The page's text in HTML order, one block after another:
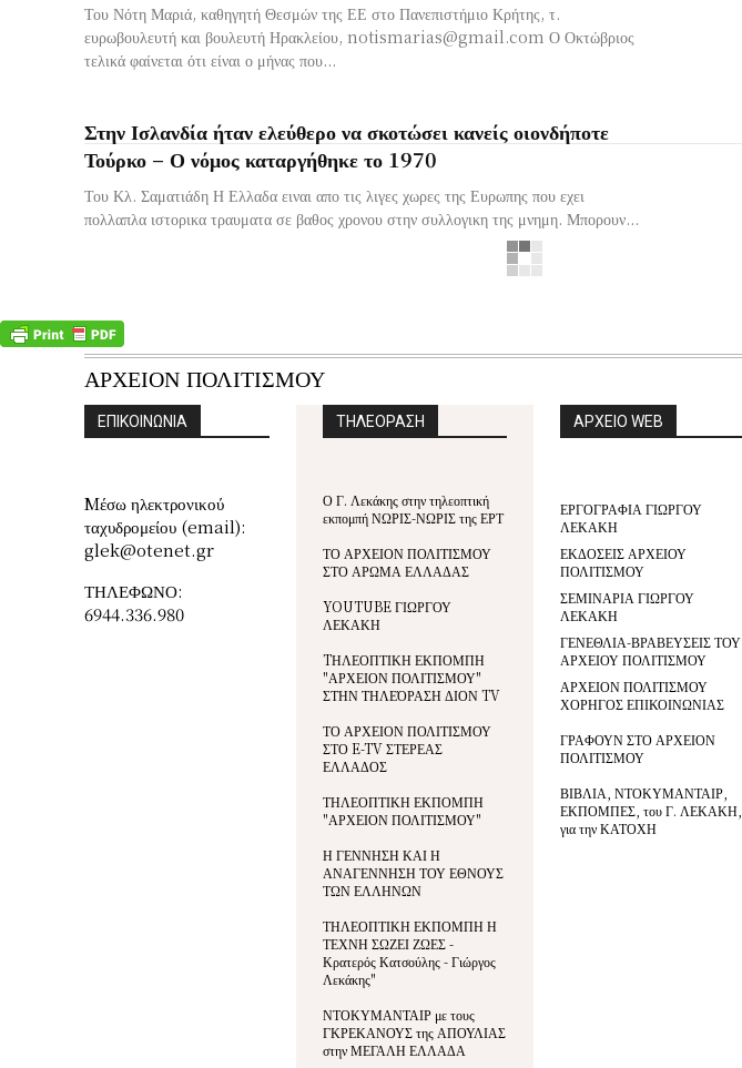
Του Νότη Μαριά, καθηγητή Θεσμών της ΕΕ στο Πανεπιστήμιο Κρήτης, τ.
ευρωβουλευτή και βουλευτή Ηρακλείου, notismarias@gmail.com Ο Οκτώβριος
τελικά φαίνεται ότι είναι ο μήνας που...
Στην Ισλανδία ήταν ελεύθερο να σκοτώσει κανείς οιονδήποτε
Τούρκο – Ο νόμος καταργήθηκε το 1970
Του Κλ. Σαματιάδη Η Ελλαδα ειναι απο τις λιγες χωρες της Ευρωπης που εχει
πολλαπλα ιστορικα τραυματα σε βαθος χρονου στην συλλογικη της μνημη. Μπορουν...
ΑΡΧΕΙΟΝ ΠΟΛΙΤΙΣΜΟΥ
ΕΠΙΚΟΙΝΩΝΙΑ
Mέσω ηλεκτρονικού
ταχυδρομείου (email):
glek@otenet.gr
ΤΗΛΕΦΩΝΟ:
6944.336.980
ΤΗΛΕΟΡΑΣΗ
Ο Γ. Λεκάκης στην τηλεοπτική
εκπομπή ΝΩΡΙΣ-ΝΩΡΙΣ της ΕΡΤ
ΤΟ ΑΡΧΕΙΟΝ ΠΟΛΙΤΙΣΜΟΥ
ΣΤΟ ΑΡΩΜΑ ΕΛΛΑΔΑΣ
YOUTUBE ΓΙΩΡΓΟΥ
ΛΕΚΑΚΗ
TΗΛΕΟΠΤΙΚΗ ΕΚΠΟΜΠΗ
"ΑΡΧΕΙΟΝ ΠΟΛΙΤΙΣΜΟΥ"
ΣΤΗΝ ΤΗΛΕΌΡΑΣΗ ΔΙΟΝ TV
ΤΟ ΑΡΧΕΙΟΝ ΠΟΛΙΤΙΣΜΟΥ
ΣΤΟ E-TV ΣΤΕΡΕΑΣ
ΕΛΛΑΔΟΣ
ΤΗΛΕΟΠΤΙΚΗ ΕΚΠΟΜΠΗ
"ΑΡΧΕΙΟΝ ΠΟΛΙΤΙΣΜΟΥ"
Η ΓΕΝΝΗΣΗ ΚΑΙ Η
ΑΝΑΓΕΝΝΗΣΗ ΤΟΥ ΕΘΝΟΥΣ
ΤΩΝ ΕΛΛΗΝΩΝ
ΤΗΛΕΟΠΤΙΚΗ ΕΚΠΟΜΠΗ Η
ΤΕΧΝΗ ΣΩΖΕΙ ΖΩΕΣ -
Κρατερός Κατσούλης - Γιώργος
Λεκάκης"
ΝΤΟΚΥΜΑΝΤΑΙΡ με τους
ΓΚΡΕΚΑΝΟΥΣ της ΑΠΟΥΛΙΑΣ
στην ΜΕΓΑΛΗ ΕΛΛΑΔΑ
ΑΡΧΕΙΟ WEB
ΕΡΓΟΓΡΑΦΙΑ ΓΙΩΡΓΟΥ
ΛΕΚΑΚΗ
ΕΚΔΟΣΕΙΣ ΑΡΧΕΙΟΥ
ΠΟΛΙΤΙΣΜΟΥ
ΣΕΜΙΝΑΡΙΑ ΓΙΩΡΓΟΥ
ΛΕΚΑΚΗ
ΓΕΝΕΘΛΙΑ-ΒΡΑΒΕΥΣΕΙΣ ΤΟΥ
ΑΡΧΕΙΟΥ ΠΟΛΙΤΙΣΜΟΥ
ΑΡΧΕΙΟΝ ΠΟΛΙΤΙΣΜΟΥ
ΧΟΡΗΓΟΣ ΕΠΙΚΟΙΝΩΝΙΑΣ
ΓΡΑΦΟΥΝ ΣΤΟ ΑΡΧΕΙΟΝ
ΠΟΛΙΤΙΣΜΟΥ
ΒΙΒΛΙΑ, ΝΤΟΚΥΜΑΝΤΑΙΡ,
ΕΚΠΟΜΠΕΣ, του Γ. ΛΕΚΑΚΗ,
για την ΚΑΤΟΧΗ